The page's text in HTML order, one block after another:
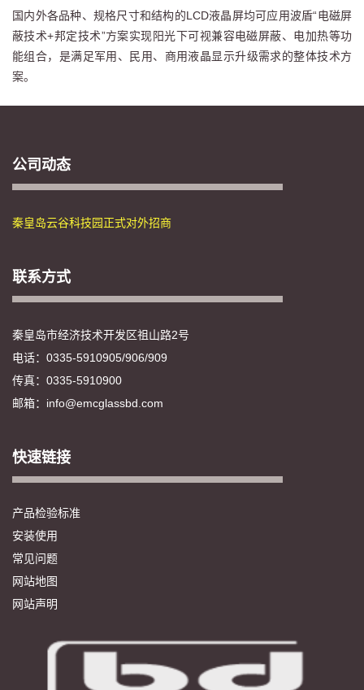
国内外各品种、规格尺寸和结构的LCD液晶屏均可应用波盾“电磁屏
蔽技术+邦定技术”方案实现阳光下可视兼容电磁屏蔽、电加热等功
能组合，是满足军用、民用、商用液晶显示升级需求的整体技术方
案。
公司动态
秦皇岛云谷科技园正式对外招商
联系方式
秦皇岛市经济技术开发区祖山路2号
电话：0335-5910905/906/909
传真：0335-5910900
邮箱：info@emcglassbd.com
快速链接
产品检验标准
安装使用
常见问题
网站地图
网站声明